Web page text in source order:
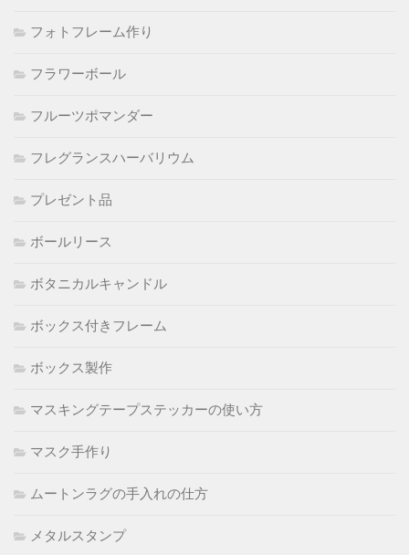
フォトフレーム作り
フラワーボール
フルーツポマンダー
フレグランスハーバリウム
プレゼント品
ボールリース
ボタニカルキャンドル
ボックス付きフレーム
ボックス製作
マスキングテープステッカーの使い方
マスク手作り
ムートンラグの手入れの仕方
メタルスタンプ